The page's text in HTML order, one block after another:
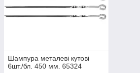
Шампура металеві кутові
6шт./бл. 450 мм. 65324